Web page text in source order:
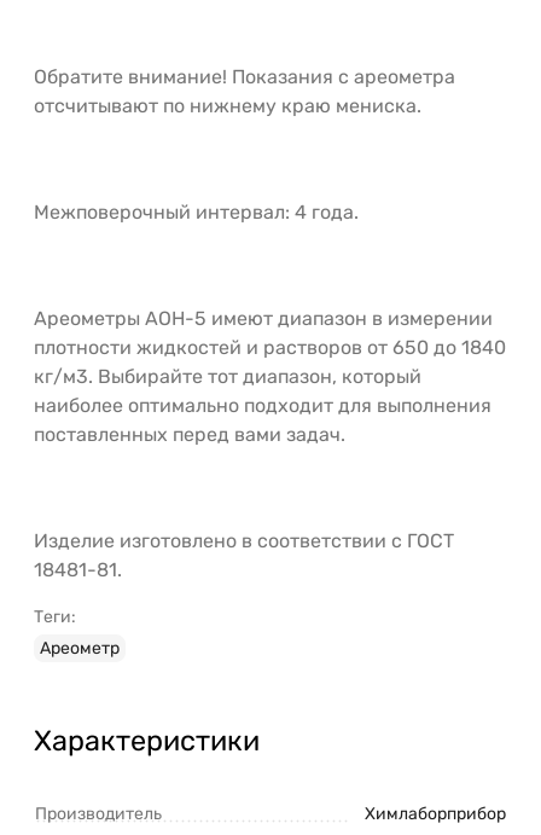
Обратите внимание! Показания с ареометра
отсчитывают по нижнему краю мениска.
Межповерочный интервал: 4 года.
Ареометры АОН-5 имеют диапазон в измерении
плотности жидкостей и растворов от 650 до 1840
кг/м3. Выбирайте тот диапазон, который
наиболее оптимально подходит для выполнения
поставленных перед вами задач.
Изделие изготовлено в соответствии с ГОСТ
18481-81.
Теги:
Ареометр
Характеристики
Производитель Химлаборприбор